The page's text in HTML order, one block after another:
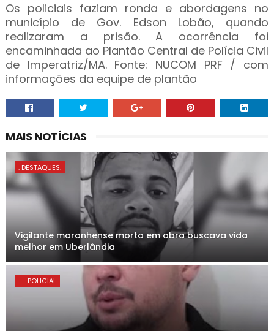
Os policiais faziam ronda e abordagens no
município de Gov. Edson Lobão, quando
realizaram a prisão. A ocorrência foi
encaminhada ao Plantão Central de Polícia Civil
de Imperatriz/MA. Fonte: NUCOM PRF / com
informações da equipe de plantão
MAIS NOTÍCIAS
. DESTAQUES.
Vigilante maranhense morto em obra buscava vida
melhor em Uberlândia
. . . POLICIAL